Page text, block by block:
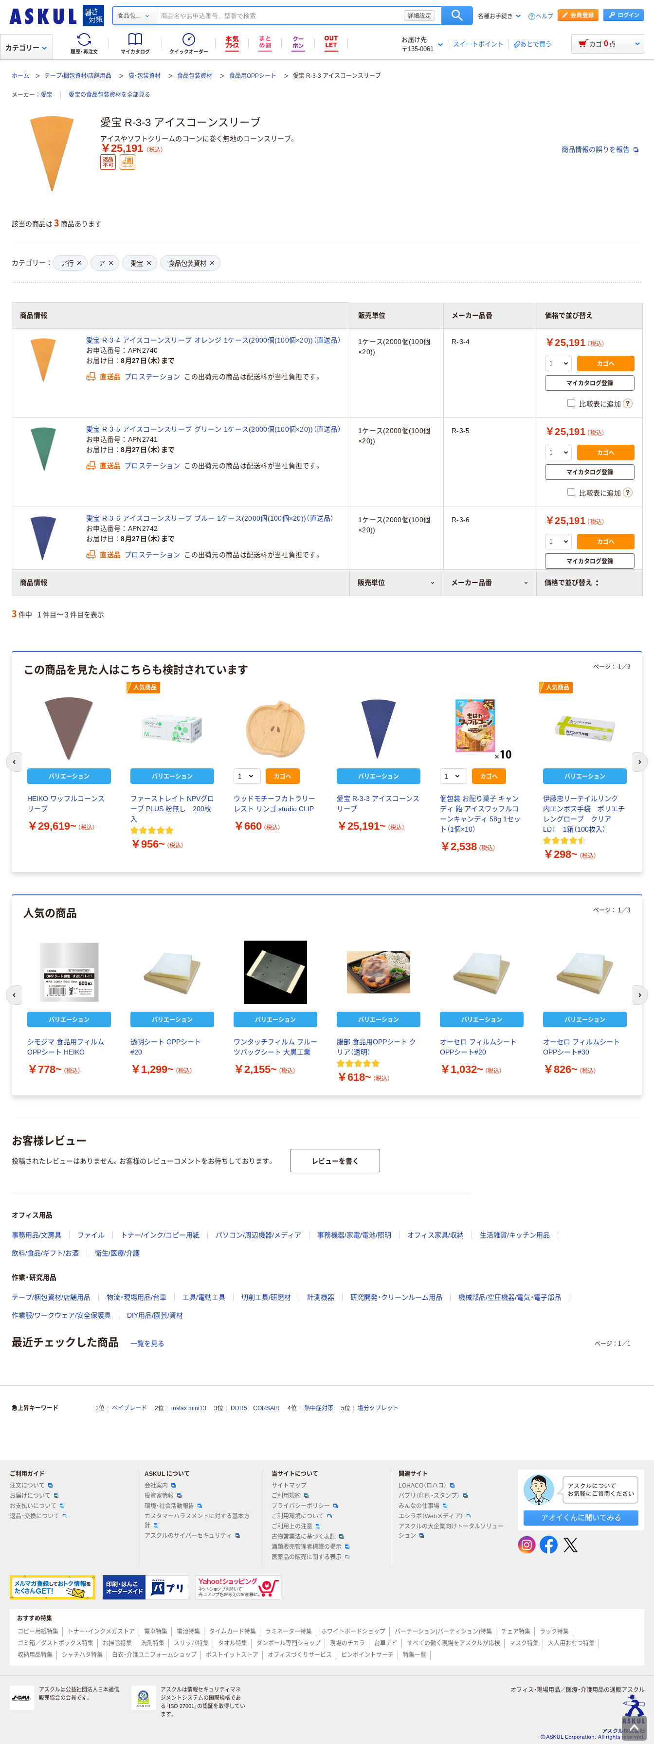
食品包... 詳細設定 各種お手続き ヘルプ
履歴・再注文 マイカタログ クイックオーダー
お届け先
〒135-0061
スイートポイント あとで買う
カテゴリー カゴ 0 点
ホーム テープ/梱包資材/店舗用品 袋・包装資材 食品包装資材 食品用OPPシート 愛宝 R-3-3 アイスコーンスリーブ
メーカー 愛宝 愛宝の食品包装資材を全部見る
愛宝 R-3-3 アイスコーンスリーブ
アイスやソフトクリームのコーンに巻く無地のコーンスリーブ。
￥25,191 （税込） 商品情報の誤りを報告
該当の商品は 3 商品あります
カテゴリー ア行 ア 愛宝 食品包装資材
商品情報 販売単位 メーカー品番 価格で並び替え
商品情報 販売単位 メーカー品番 価格で並び替え
愛宝 R-3-4 アイスコーンスリーブ オレンジ 1ケース(2000個(100個×20))（直送品）
お申込番号
APN2740
お届け日
8月27日（木）まで
直送品 プロステーション この出荷元の商品は配送料が当社負担です。
1ケース(2000個(100個
×20))
R-3-4 ￥25,191 （税込）
カゴへ
マイカタログ登録
比較表に追加
愛宝 R-3-5 アイスコーンスリーブ グリーン 1ケース(2000個(100個×20))（直送品）
お申込番号
APN2741
お届け日
8月27日（木）まで
直送品 プロステーション この出荷元の商品は配送料が当社負担です。
1ケース(2000個(100個
×20))
R-3-5 ￥25,191 （税込）
カゴへ
マイカタログ登録
比較表に追加
愛宝 R-3-6 アイスコーンスリーブ ブルー 1ケース(2000個(100個×20))（直送品）
お申込番号
APN2742
お届け日
8月27日（木）まで
直送品 プロステーション この出荷元の商品は配送料が当社負担です。
1ケース(2000個(100個
×20))
R-3-6 ￥25,191 （税込）
カゴへ
マイカタログ登録
比較表に追加
3 件中 1 件目〜 3 件目を表示
この商品を見た人はこちらも検討されています
バリエーション
HEIKO ワッフルコーンス
リーブ
￥29,619~ （税込）
人気商品
バリエーション
ファーストレイト NPVグロ
ーブ PLUS 粉無し 200枚
入
￥956~ （税込）
カゴへ
ウッドモチーフカトラリー
レスト リンゴ studio CLIP
￥660 （税込）
バリエーション
愛宝 R-3-3 アイスコーンス
リーブ
￥25,191~ （税込）
カゴへ
個包装 お配り菓子 キャン
ディ 飴 アイスワッフルコ
ーンキャンディ 58g 1セッ
ト（1個×10）
￥2,538 （税込）
人気商品
バリエーション
伊藤忠リーテイルリンク
内エンボス手袋 ポリエチ
レングローブ クリア
LDT 1箱（100枚入）
￥298~ （税込）
ページ： 1 ／2
前のスライドへ 次
人気の商品
バリエーション
シモジマ 食品用フィルム
OPPシート HEIKO
￥778~ （税込）
バリエーション
透明シート OPPシート
#20
￥1,299~ （税込）
バリエーション
ワンタッチフィルム フルー
ツパックシート 大黒工業
￥2,155~ （税込）
バリエーション
服部 食品用OPPシート ク
リア（透明）
￥618~ （税込）
バリエーション
オーセロ フィルムシート
OPPシート#20
￥1,032~ （税込）
バリエーション
オーセロ フィルムシート
OPPシート#30
￥826~ （税込）
ページ： 1 ／3
次
お客様レビュー
投稿されたレビューはありません。お客様のレビューコメントをお待ちしております。 レビューを書く
オフィス用品
事務用品/文房具 ファイル トナー/インク/コピー用紙 パソコン/周辺機器/メディア 事務機器/家電/電池/照明 オフィス家具/収納 生活雑貨/キッチン用品
飲料/食品/ギフト/お酒 衛生/医療/介護
作業・研究用品
テープ/梱包資材/店舗用品 物流・現場用品/台車 工具/電動工具 切削工具/研磨材 計測機器 研究開発・クリーンルーム用品 機械部品/空圧機器/電気・電子部品
作業服/ワークウェア/安全保護具 DIY用品/園芸/資材
最近チェックした商品 一覧を見る ページ： 1 ／1
急上昇キーワード 1位 ベイブレード 2位 instax mini13 3位 DDR5 CORSAIR 4位 熱中症対策 5位 塩分タブレット
ご利用ガイド
注文について
お届けについて
お支払いについて
返品・交換について
ASKUL について
会社案内
投資家情報
環境・社会活動報告
カスタマーハラスメントに対する基本方
針
アスクルのサイバーセキュリティ
当サイトについて
サイトマップ
ご利用規約
プライバシーポリシー
ご利用環境について
ご利用上の注意
古物営業法に基づく表記
酒類販売管理者標識の掲示
医薬品の販売に関する表示
関連サイト
LOHACO（ロハコ）
パプリ（印刷・スタンプ）
みんなの仕事場
エシラボ（Webメディア）
アスクルの大企業向けトータルソリュー
ション
アオイくんに聞いてみる
おすすめ特集
コピー用紙特集
トナー・インクメガストア 電卓特集 電池特集 タイムカード特集 ラミネーター特集 ホワイトボードショップ パーテーション(パーティション)特集 チェア特集
ラック特集
ゴミ箱／ダストボックス特集
お掃除特集 洗剤特集 スリッパ特集 タオル特集 ダンボール専門ショップ 現場のチカラ 台車ナビ すべての働く現場をアスクルが応援 マスク特集
大人用おむつ特集
収納用品特集
シャチハタ特集 白衣・介護ユニフォームショップ ポストイットストア オフィスづくりサービス ピンポイントサーチ 特集一覧
アスクルは公益社団法人日本通信
販売協会の会員です。
アスクルは情報セキュリティマネ
ジメントシステムの国際規格であ
る「ISO 27001」の認証を取得してい
ます。
オフィス・現場用品／医療・介護用品の通販アスクル